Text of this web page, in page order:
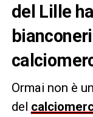
del Lille
Ormai non è
del